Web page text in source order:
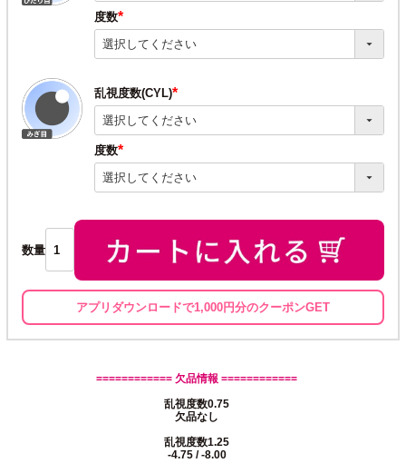
度数
(必
須)
乱視度数(CYL)
(必
須)
度数
(必
須)
数量
アプリダウンロードで1,000円分のクーポンGET
============ 欠品情報 ============
乱視度数0.75
欠品なし
乱視度数1.25
-4.75 / -8.00